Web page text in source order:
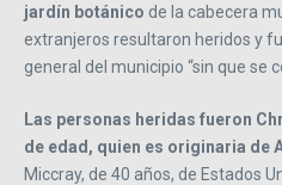
jardín botánico de la cabecera
extranjeros resultaron heridos y
general del municipio “sin que se
Las personas heridas fueron
de edad, quien es originaria de
Miccray, de 40 años, de Estados